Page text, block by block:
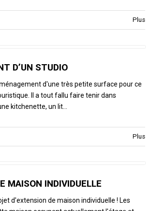
Plus
D’UN STUDIO
d'une très petite surface pour ce
Il a tout fallu faire tenir dans
kitchenette, un lit…
Plus
MAISON INDIVIDUELLE
d'extension de maison individuelle ! Les